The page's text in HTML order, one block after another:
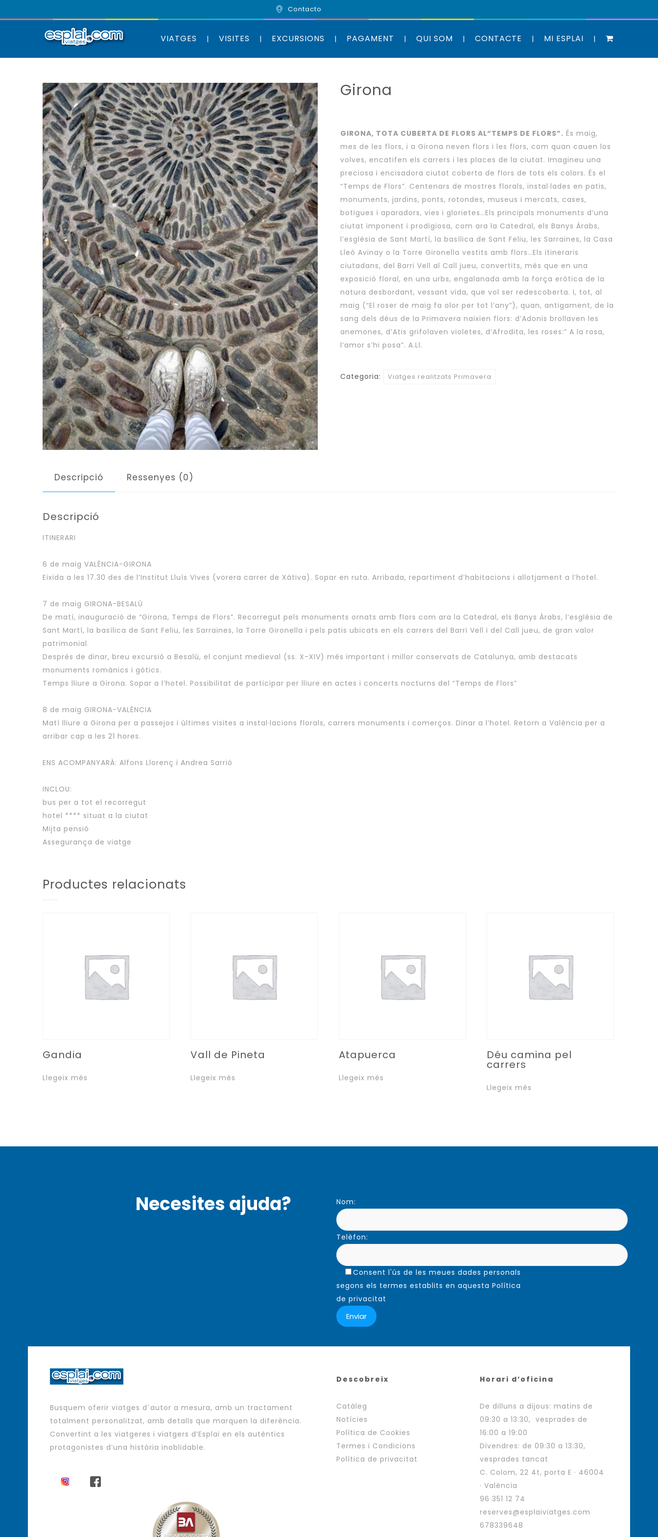
Contacto
VIATGES VISITES EXCURSIONS PAGAMENT QUI SOM CONTACTE MI ESPLAI
Girona
GIRONA, TOTA CUBERTA DE FLORS AL“TEMPS DE FLORS”. És maig,
mes de les flors, i a Girona neven flors i les flors, com quan cauen los
volves, encatifen els carrers i les places de la ciutat. Imagineu una
preciosa i encisadora ciutat coberta de flors de tots els colors. És el
“Temps de Flors”. Centenars de mostres florals, instal·lades en patis,
monuments, jardins, ponts, rotondes, museus i mercats, cases,
botigues i aparadors, vies i glorietes…Els principals monuments d’una
ciutat imponent i prodigiosa, com ara la Catedral, els Banys Àrabs,
l’església de Sant Martí, la basílica de Sant Feliu, les Sarraïnes, la Casa
Lleó Avinay o la Torre Gironella vestits amb flors…Els itineraris
ciutadans, del Barri Vell al Call jueu, convertits, més que en una
exposició floral, en una urbs, engalanada amb la força eròtica de la
natura desbordant, vessant vida, que vol ser redescoberta. I, tot, al
maig (“El roser de maig fa olor per tot l’any”), quan, antigament, de la
sang dels déus de la Primavera naixien flors: d’Adonis brollaven les
anemones, d’Atis grifolaven violetes, d’Afrodita, les roses:” A la rosa,
l’amor s’hi posa”. A.Ll.
Categoria: Viatges realitzats Primavera
Descripció Ressenyes (0)
Descripció
ITINERARI
6 de maig VALÈNCIA-GIRONA
Eixida a les 17.30 des de l’Institut Lluís Vives (vorera carrer de Xàtiva). Sopar en ruta. Arribada, repartiment d’habitacions i allotjament a l’hotel.
7 de maig GIRONA-BESALÚ
De matí, inauguració de “Girona, Temps de Flors”. Recorregut pels monuments ornats amb flors com ara la Catedral, els Banys Àrabs, l’església de
Sant Martí, la basílica de Sant Feliu, les Sarraïnes, la Torre Gironella i pels patis ubicats en els carrers del Barri Vell i del Call jueu, de gran valor
patrimonial.
Després de dinar, breu excursió a Besalú, el conjunt medieval (ss. X-XIV) més important i millor conservats de Catalunya, amb destacats
monuments romànics i gòtics.
Temps lliure a Girona. Sopar a l’hotel. Possibilitat de participar per lliure en actes i concerts nocturns del “Temps de Flors”
8 de maig GIRONA-VALÈNCIA
Matí lliure a Girona per a passejos i últimes visites a instal·lacions florals, carrers monuments i comerços. Dinar a l’hotel. Retorn a València per a
arribar cap a les 21 hores.
ENS ACOMPANYARÀ: Alfons Llorenç i Andrea Sarrió
INCLOU:
bus per a tot el recorregut
hotel **** situat a la ciutat
Mijta pensió
Assegurança de viatge
Productes relacionats
Gandia
Llegeix més
Vall de Pineta
Llegeix més
Atapuerca
Llegeix més
Déu camina pel
carrers
Llegeix més
Necesites ajuda? Nom:
Telèfon:
Consent l'ús de les meues dades personals
segons els termes establits en aquesta Política
de privacitat
Busquem oferir viatges d´autor a mesura, amb un tractament
totalment personalitzat, amb detalls que marquen la diferència.
Convertint a les viatgeres i viatgers d’Esplai en els autèntics
protagonistes d’una història inoblidable.
Descobreix
Catàleg
Notícies
Política de Cookies
Termes i Condicions
Política de privacitat
Horari d’oficina
De dilluns a dijous: matins de
09:30 a 13:30, vesprades de
16:00 a 19:00
Divendres: de 09:30 a 13:30,
vesprades tancat
C. Colom, 22 4t, porta E · 46004
· València
96 351 12 74
reserves@esplaiviatges.com
678339648